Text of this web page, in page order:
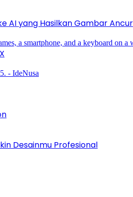
AI yang Hasilkan Gambar Ancur
Desainmu Profesional